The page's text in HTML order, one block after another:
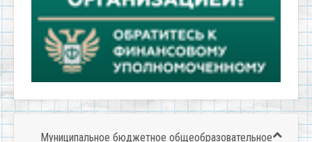
Муниципальное бюджетное общеобразовательное